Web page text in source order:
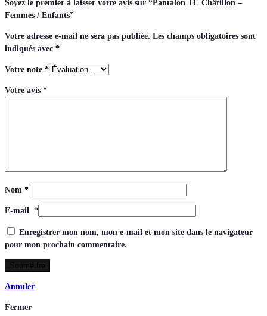
Soyez le premier à laisser votre avis sur “Pantalon TC Châtillon –
Femmes / Enfants”
Votre adresse e-mail ne sera pas publiée. Les champs obligatoires sont
indiqués avec *
Votre note *
Votre avis *
Nom *
E-mail *
Enregistrer mon nom, mon e-mail et mon site dans le navigateur
pour mon prochain commentaire.
Annuler
Fermer